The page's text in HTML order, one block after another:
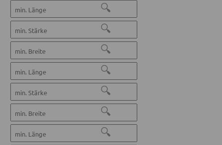
🔍
🔍
🔍
🔍
🔍
🔍
🔍